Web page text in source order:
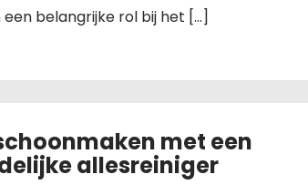
belangrijke rol bij het […]
met een
allesreiniger